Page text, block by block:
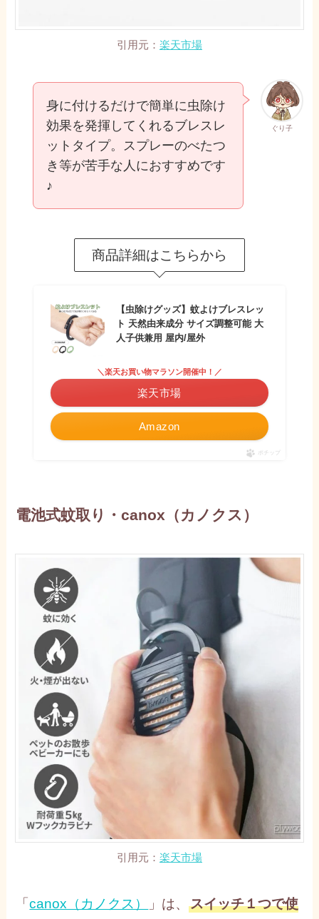
引用元： 楽天市場
ぐり子
身に付けるだけで簡単に虫除け
効果を発揮してくれるブレスレ
ットタイプ。スプレーのべたつ
き等が苦手な人におすすめです
♪
商品詳細はこちらから
【虫除けグッズ】蚊よけブレスレッ
ト 天然由来成分 サイズ調整可能 大
人子供兼用 屋内/屋外
Amazon
＼楽天お買い物マラソン開催中！／
楽天市場
ポチップ
電池式蚊取り・canox（カノクス）
引用元： 楽天市場
「canox（カノクス） 」は、スイッチ１つで使